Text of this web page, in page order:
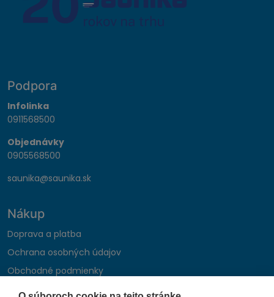
Podpora
Infolinka
0911568500
Objednávky
0905568500
saunika@saunika.sk
Nákup
Doprava a platba
Ochrana osobných údajov
Obchodné podmienky
Reklamačný poriadok